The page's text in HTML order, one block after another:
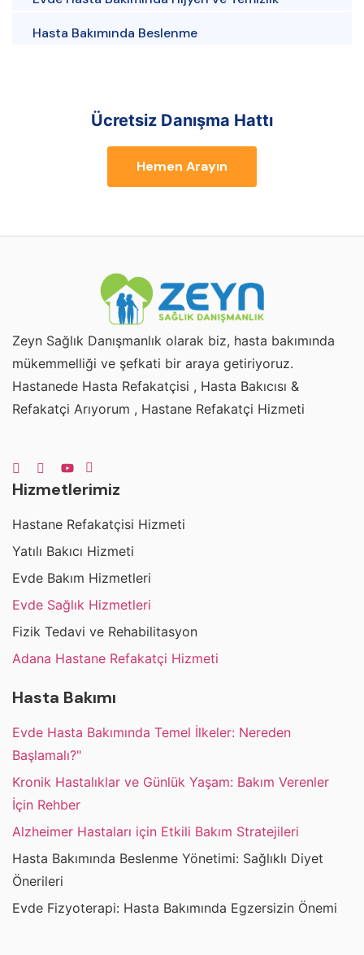
Hasta Bakımında Beslenme
Ücretsiz Danışma Hattı
Hemen Arayın
Zeyn Sağlık Danışmanlık olarak biz, hasta bakımında
mükemmelliği ve şefkati bir araya getiriyoruz.
Hastanede Hasta Refakatçisi , Hasta Bakıcısı &
Refakatçi Arıyorum , Hastane Refakatçi Hizmeti
Hizmetlerimiz
Hastane Refakatçisi Hizmeti
Yatılı Bakıcı Hizmeti
Evde Bakım Hizmetleri
Evde Sağlık Hizmetleri
Fizik Tedavi ve Rehabilitasyon
Adana Hastane Refakatçi Hizmeti
Hasta Bakımı
Evde Hasta Bakımında Temel İlkeler: Nereden
Başlamalı?"
Kronik Hastalıklar ve Günlük Yaşam: Bakım Verenler
İçin Rehber
Alzheimer Hastaları için Etkili Bakım Stratejileri
Hasta Bakımında Beslenme Yönetimi: Sağlıklı Diyet
Önerileri
Evde Fizyoterapi: Hasta Bakımında Egzersizin Önemi